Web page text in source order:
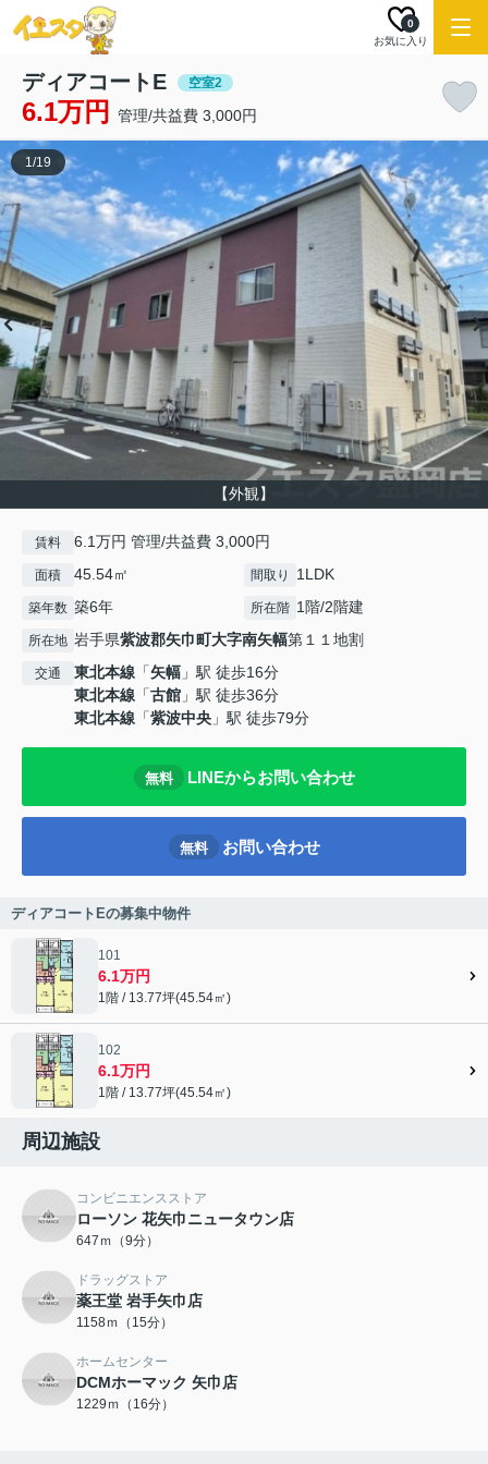
お気に入り
0
ディアコートE 空室2
6.1万円 管理/共益費 3,000円
【外観】
1/19
賃料 6.1万円 管理/共益費 3,000円
面積 45.54㎡ 間取り 1LDK
築年数 築6年 所在階 1階/2階建
所在地 岩手県紫波郡矢巾町大字南矢幅第１１地割
交通 東北本線 「矢幅 」駅 徒歩16分
東北本線 「古館 」駅 徒歩36分
東北本線 「紫波中央 」駅 徒歩79分
無料 LINEからお問い合わせ
無料 お問い合わせ
ディアコートEの募集中物件
101
6.1万円
1階 / 13.77坪(45.54㎡)
102
6.1万円
1階 / 13.77坪(45.54㎡)
周辺施設
コンビニエンスストア
ローソン 花矢巾ニュータウン店
647ｍ（9分）
ドラッグストア
薬王堂 岩手矢巾店
1158ｍ（15分）
ホームセンター
DCMホーマック 矢巾店
1229ｍ（16分）